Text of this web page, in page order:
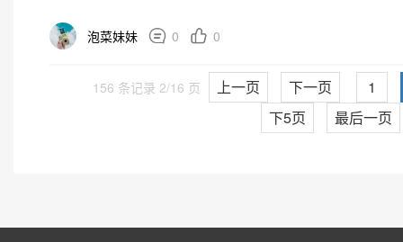
泡菜妹妹 0 0
156 条记录 2/16 页 上一页 下一页
1
下5页
最后一页